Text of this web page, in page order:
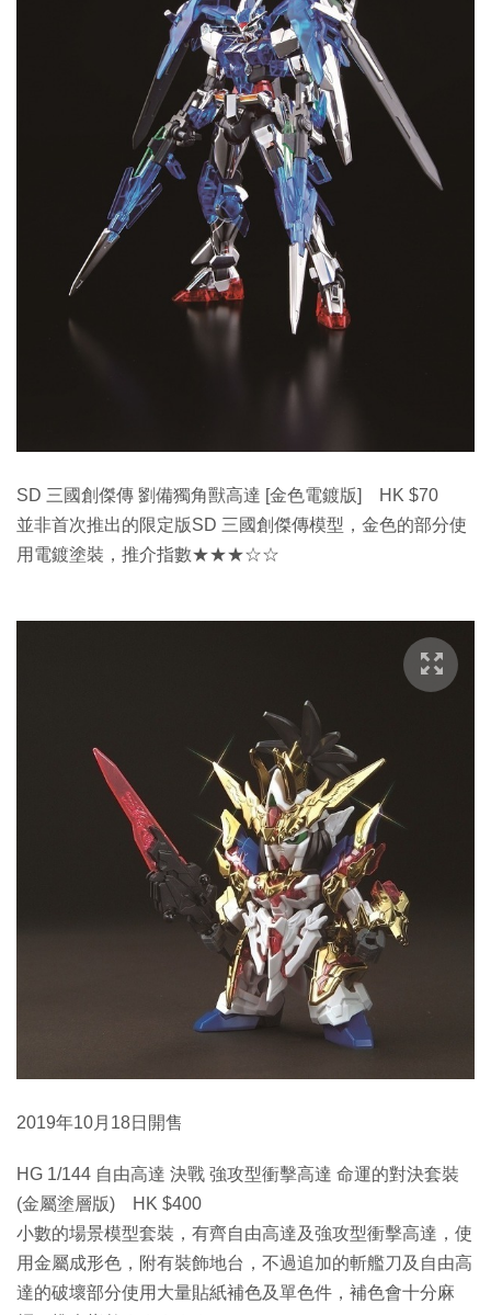
SD 三國創傑傳 劉備獨角獸高達 [金色電鍍版] HK $70
並非首次推出的限定版SD 三國創傑傳模型，金色的部分使
用電鍍塗裝，推介指數★★★☆☆
2019年10月18日開售
HG 1/144 自由高達 決戰 強攻型衝擊高達 命運的對決套裝
(金屬塗層版) HK $400
小數的場景模型套裝，有齊自由高達及強攻型衝擊高達，使
用金屬成形色，附有裝飾地台，不過追加的斬艦刀及自由高
達的破壞部分使用大量貼紙補色及單色件，補色會十分麻